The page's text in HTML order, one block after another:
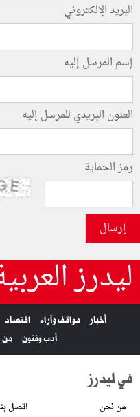
البريد الإلكتروني
إسم المرسل إليه
العنون البريدي للمرسل إليه
رمز الحماية
إرسال
ليدرز
أخبار مواقف وآراء اقتصاد
أدب وفنون
من
في ليدرز
من نحن اتصل